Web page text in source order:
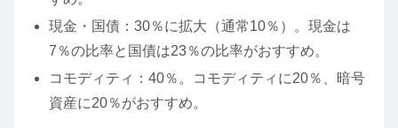
現金・国債：30％に拡大（通常10％）。現金は
7％の比率と国債は23％の比率がおすすめ。
コモディティ：40％。コモディティに20％、暗号
資産に20％がおすすめ。